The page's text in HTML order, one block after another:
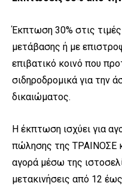
Έκπτωση 30% στις τιμές
μετάβασης ή με
επιβατικό κοινό που
σιδηροδρομικά για την
δικαιώματος.
Η έκπτωση ισχύει για
πώλησης της ΤΡΑΙΝΟΣΕ
αγορά μέσω της
μετακινήσεις από 12